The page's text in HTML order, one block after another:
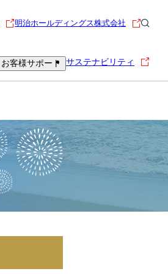
お客様サポート サステナビリティ
明治ホールディングス株式会社